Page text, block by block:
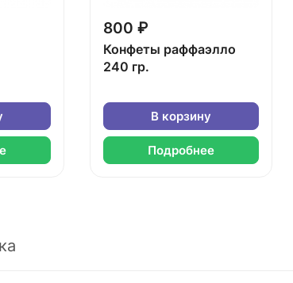
800 ₽
Конфеты раффаэлло
240 гр.
В корзину
Подробнее